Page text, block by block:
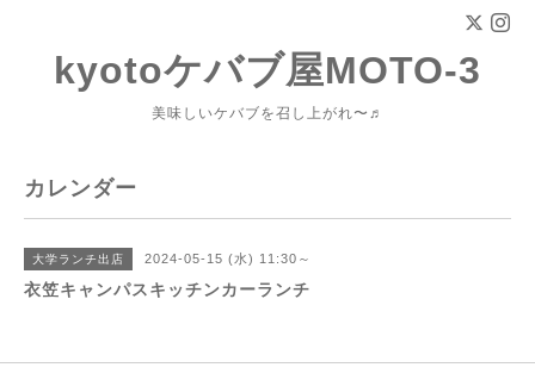
kyotoケバブ屋MOTO-3
美味しいケバブを召し上がれ〜♬
カレンダー
大学ランチ出店 2024-05-15 (水) 11:30～
衣笠キャンパスキッチンカーランチ